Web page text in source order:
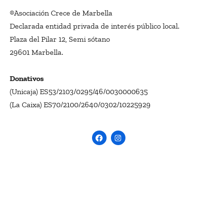
®Asociación Crece de Marbella
Declarada entidad privada de interés público local.
Plaza del Pilar 12, Semi sótano
29601 Marbella.
Donativos
(Unicaja) ES53/2103/0295/46/0030000635
(La Caixa) ES70/2100/2640/0302/10225929